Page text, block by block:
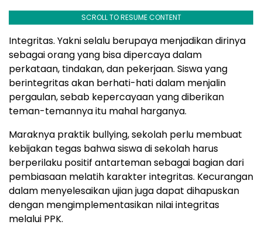
SCROLL TO RESUME CONTENT
Integritas. Yakni selalu berupaya menjadikan dirinya
sebagai orang yang bisa dipercaya dalam
perkataan, tindakan, dan pekerjaan. Siswa yang
berintegritas akan berhati-hati dalam menjalin
pergaulan, sebab kepercayaan yang diberikan
teman-temannya itu mahal harganya.
Maraknya praktik bullying, sekolah perlu membuat
kebijakan tegas bahwa siswa di sekolah harus
berperilaku positif antarteman sebagai bagian dari
pembiasaan melatih karakter integritas. Kecurangan
dalam menyelesaikan ujian juga dapat dihapuskan
dengan mengimplementasikan nilai integritas
melalui PPK.